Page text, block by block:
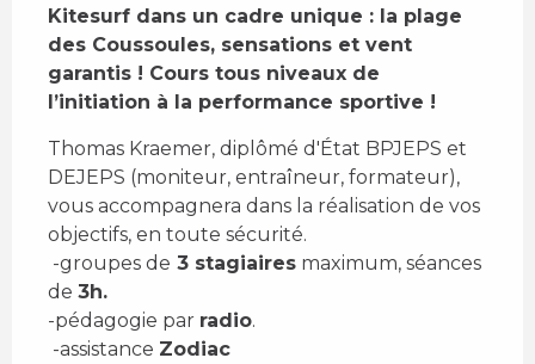
Kitesurf dans un cadre unique : la plage
des Coussoules, sensations et vent
garantis ! Cours tous niveaux de
l’initiation à la performance sportive !
Thomas Kraemer, diplômé d'État BPJEPS et
DEJEPS (moniteur, entraîneur, formateur),
vous accompagnera dans la réalisation de vos
objectifs, en toute sécurité.
-groupes de 3 stagiaires maximum, séances
de 3h.
-pédagogie par radio.
-assistance Zodiac